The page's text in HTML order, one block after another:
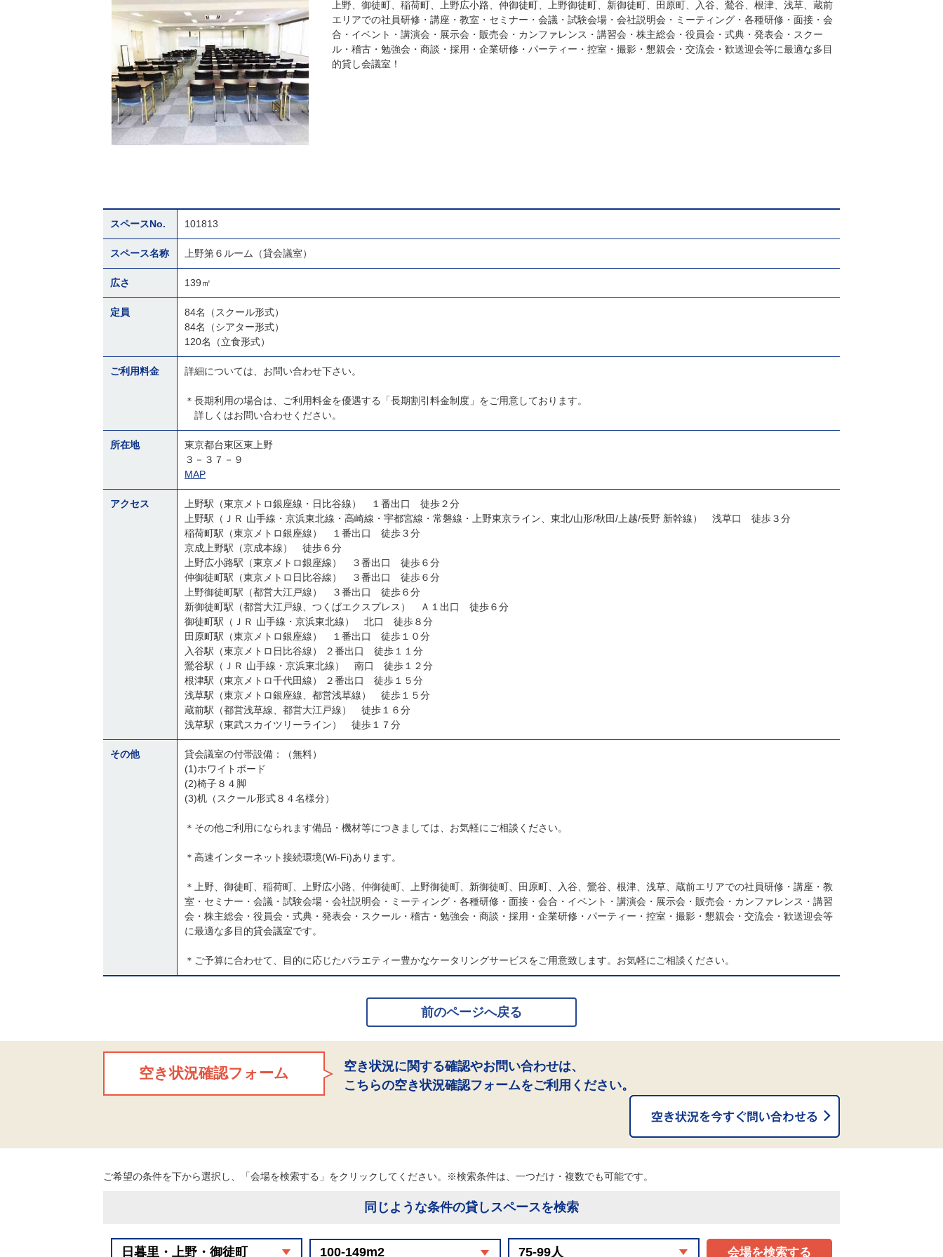
上野、御徒町、稲荷町、上野広小路、仲御徒町、上野御徒町、新御徒町、田原町、入谷、鶯谷、根津、浅草、蔵前
エリアでの社員研修・講座・教室・セミナー・会議・試験会場・会社説明会・ミーティング・各種研修・面接・会
合・イベント・講演会・展示会・販売会・カンファレンス・講習会・株主総会・役員会・式典・発表会・スクー
ル・稽古・勉強会・商談・採用・企業研修・パーティー・控室・撮影・懇親会・交流会・歓送迎会等に最適な多目
的貸し会議室！
スペースNo. 101813
スペース名称 上野第６ルーム（貸会議室）
広さ 139㎡
定員
84名（スクール形式）
84名（シアター形式）
120名（立食形式）
ご利用料金 詳細については、お問い合わせ下さい。
＊長期利用の場合は、ご利用料金を優遇する「長期割引料金制度」をご用意しております。
詳しくはお問い合わせください。
所在地
東京都台東区東上野
３－３７－９
MAP
アクセス
上野駅（東京メトロ銀座線・日比谷線） １番出口 徒歩２分
上野駅（ＪＲ 山手線・京浜東北線・高崎線・宇都宮線・常磐線・上野東京ライン、東北/山形/秋田/上越/長野 新幹線） 浅草口 徒歩３分
稲荷町駅（東京メトロ銀座線） １番出口 徒歩３分
京成上野駅（京成本線） 徒歩６分
上野広小路駅（東京メトロ銀座線） ３番出口 徒歩６分
仲御徒町駅（東京メトロ日比谷線） ３番出口 徒歩６分
上野御徒町駅（都営大江戸線） ３番出口 徒歩６分
新御徒町駅（都営大江戸線、つくばエクスプレス） Ａ１出口 徒歩６分
御徒町駅（ＪＲ 山手線・京浜東北線） 北口 徒歩８分
田原町駅（東京メトロ銀座線） １番出口 徒歩１０分
入谷駅（東京メトロ日比谷線） ２番出口 徒歩１１分
鶯谷駅（ＪＲ 山手線・京浜東北線） 南口 徒歩１２分
根津駅（東京メトロ千代田線） ２番出口 徒歩１５分
浅草駅（東京メトロ銀座線、都営浅草線） 徒歩１５分
蔵前駅（都営浅草線、都営大江戸線） 徒歩１６分
浅草駅（東武スカイツリーライン） 徒歩１７分
その他
貸会議室の付帯設備：（無料）
(1)ホワイトボード
(2)椅子８４脚
(3)机（スクール形式８４名様分）
＊その他ご利用になられます備品・機材等につきましては、お気軽にご相談ください。
＊高速インターネット接続環境(Wi-Fi)あります。
＊上野、御徒町、稲荷町、上野広小路、仲御徒町、上野御徒町、新御徒町、田原町、入谷、鶯谷、根津、浅草、蔵前エリアでの社員研修・講座・教
室・セミナー・会議・試験会場・会社説明会・ミーティング・各種研修・面接・会合・イベント・講演会・展示会・販売会・カンファレンス・講習
会・株主総会・役員会・式典・発表会・スクール・稽古・勉強会・商談・採用・企業研修・パーティー・控室・撮影・懇親会・交流会・歓送迎会等
に最適な多目的貸会議室です。
＊ご予算に合わせて、目的に応じたバラエティー豊かなケータリングサービスをご用意致します。お気軽にご相談ください。
前のページへ戻る
空き状況確認フォーム
空き状況に関する確認やお問い合わせは、
こちらの空き状況確認フォームをご利用ください。
ご希望の条件を下から選択し、「会場を検索する」をクリックしてください。※検索条件は、一つだけ・複数でも可能です。
同じような条件の貸しスペースを検索
会場を検索する